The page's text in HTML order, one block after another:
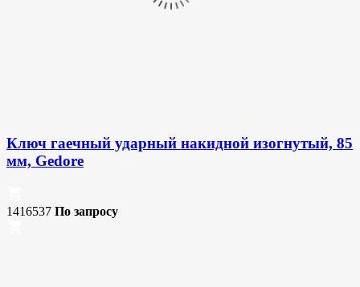
Ключ гаечный ударный накидной изогнутый, 85
мм, Gedore
1416537 По запросу